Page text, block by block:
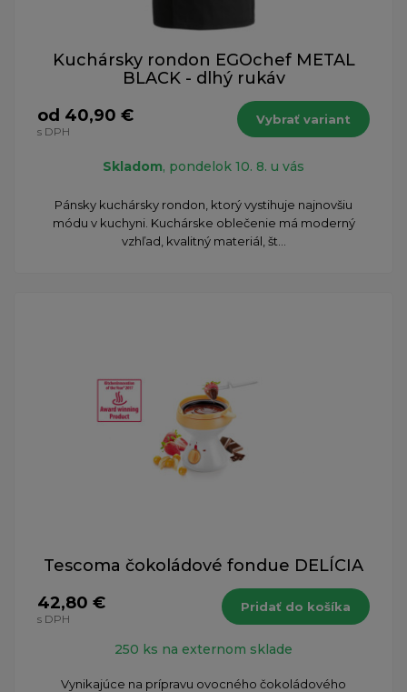
Kuchársky rondon EGOchef METAL
BLACK - dlhý rukáv
od 40,90 €
s DPH
Vybrať variant
Skladom, pondelok 10. 8. u vás
Pánsky kuchársky rondon, ktorý vystihuje najnovšiu
módu v kuchyni. Kuchárske oblečenie má moderný
vzhľad, kvalitný materiál, št...
Tescoma čokoládové fondue DELÍCIA
42,80 €
s DPH
Pridať do košíka
250 ks na externom sklade
Vynikajúce na prípravu ovocného čokoládového